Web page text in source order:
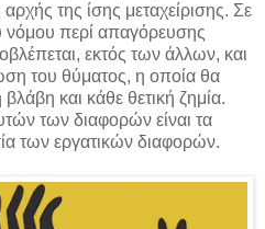
της ίσης μεταχείρισης. Σε
περί απαγόρευσης
εκτός των άλλων, και
του θύματος, η οποία θα
βλάβη και κάθε θετική ζημία.
των διαφορών είναι τα
των εργατικών διαφορών.